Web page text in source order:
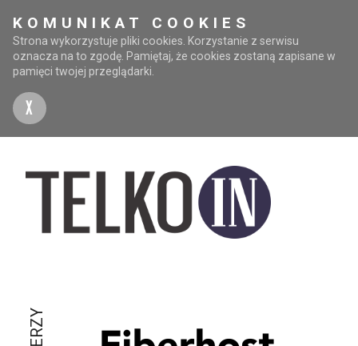
KOMUNIKAT COOKIES
Strona wykorzystuje pliki cookies. Korzystanie z serwisu
oznacza na to zgodę. Pamiętaj, że cookies zostaną zapisane w
pamięci twojej przeglądarki.
X